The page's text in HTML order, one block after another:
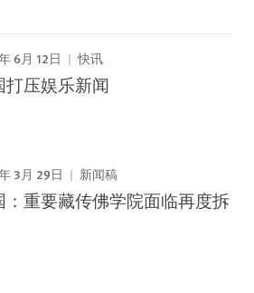
6月 12日 快讯
打压娱乐新闻
3月 29日 新闻稿
：重要藏传佛学院面临再度拆